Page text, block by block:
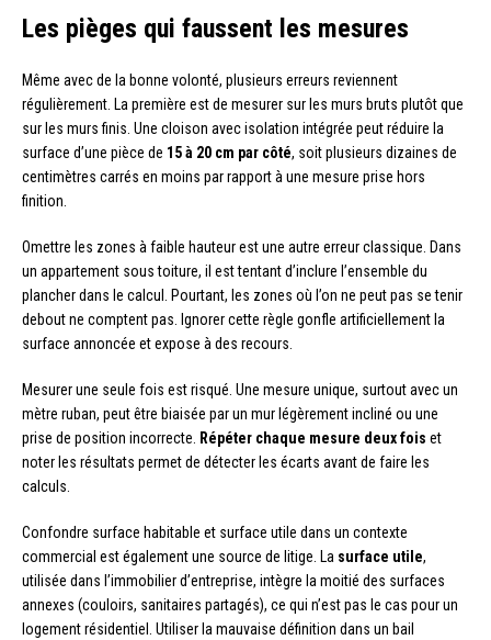
Les pièges qui faussent les mesures
Même avec de la bonne volonté, plusieurs erreurs reviennent
régulièrement. La première est de mesurer sur les murs bruts plutôt que
sur les murs finis. Une cloison avec isolation intégrée peut réduire la
surface d’une pièce de 15 à 20 cm par côté, soit plusieurs dizaines de
centimètres carrés en moins par rapport à une mesure prise hors
finition.
Omettre les zones à faible hauteur est une autre erreur classique. Dans
un appartement sous toiture, il est tentant d’inclure l’ensemble du
plancher dans le calcul. Pourtant, les zones où l’on ne peut pas se tenir
debout ne comptent pas. Ignorer cette règle gonfle artificiellement la
surface annoncée et expose à des recours.
Mesurer une seule fois est risqué. Une mesure unique, surtout avec un
mètre ruban, peut être biaisée par un mur légèrement incliné ou une
prise de position incorrecte.
Répéter chaque mesure deux fois et
noter les résultats permet de détecter les écarts avant de faire les
calculs.
Confondre surface habitable et surface utile dans un contexte
commercial est également une source de litige. La surface utile,
utilisée dans l’immobilier d’entreprise, intègre la moitié des surfaces
annexes (couloirs, sanitaires partagés), ce qui n’est pas le cas pour un
logement résidentiel. Utiliser la mauvaise définition dans un bail